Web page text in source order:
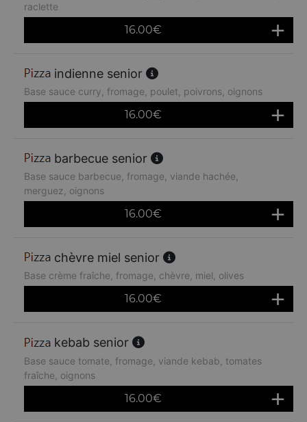
raclette
16.00€
indienne senior
Base sauce curry, fromage, poulet, poivrons, oignons
16.00€
barbecue senior
Base sauce barbecue, fromage, viande hachée,
merguez, oignons
16.00€
chèvre miel senior
Base crème fraîche, fromage, chèvre, miel, olives
16.00€
kebab senior
Base sauce tomate, fromage, viande kebab, tomates
fraîche, oignons
16.00€